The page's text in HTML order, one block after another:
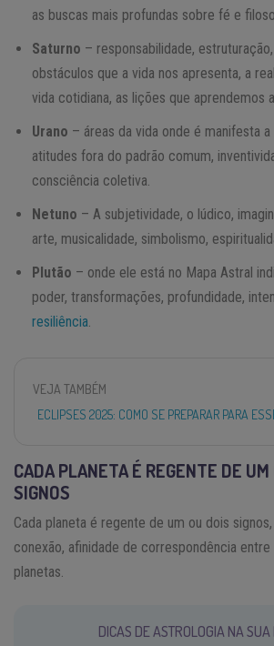
as buscas mais profundas sobre fé e
Saturno – responsabilidade,
obstáculos que a vida nos apresenta, a
vida cotidiana, as lições que aprendemos
Urano – áreas da vida onde é manifesta a
atitudes fora do padrão comum,
consciência coletiva.
Netuno – A subjetividade, o lúdico,
arte, musicalidade, simbolismo,
Plutão – onde ele está no Mapa Astral
poder, transformações, profundidade,
resiliência.
VEJA TAMBÉM
ECLIPSES 2025: COMO SE PREPARAR PARA
CADA PLANETA É REGENTE DE UM
SIGNOS
Cada planeta é regente de um ou dois
conexão, afinidade de correspondência
planetas.
DICAS DE ASTROLOGIA NA SUA